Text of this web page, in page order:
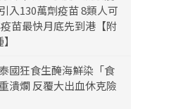
入130萬劑疫苗 8類人可
苗最快月底先到港【附
國狂食生醃海鮮染「食
潰爛 反覆大出血休克險